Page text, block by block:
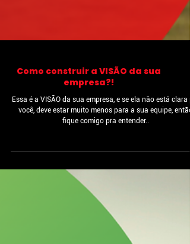
Como construir a VISÃO da sua
empresa?!
Essa é a VISÃO da sua empresa, e se ela não está clara
você, deve estar muito menos para a sua equipe, então